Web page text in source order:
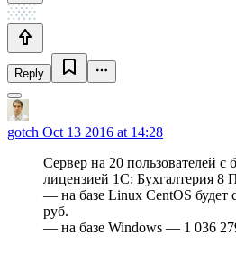
Reply
gotch Oct 13 2016 at 14:28
Сервер на 20 пользователей с
лицензией 1С: Бухгалтерия
— на базе Linux CentOS будет
руб.
— на базе Windows — 1 036